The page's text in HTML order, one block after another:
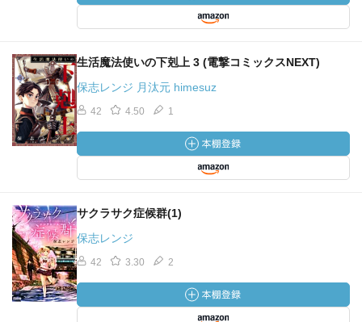
生活魔法使いの下剋上 3 (電撃コミックスNEXT)
保志レンジ 月汰元 himesuz
42 4.50 1
サクラサク症候群(1)
保志レンジ
42 3.30 2